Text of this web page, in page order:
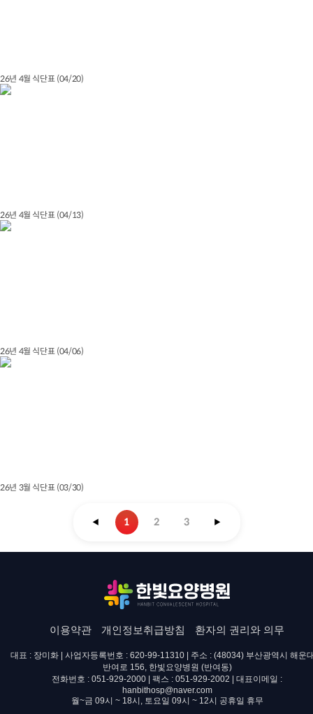
26년 4월 식단표 (04/20)
26년 4월 식단표 (04/13)
26년 4월 식단표 (04/06)
26년 3월 식단표 (03/30)
◀ 1 2 3 ▶
이용약관 개인정보취급방침 환자의 권리와 의무
대표 : 장미화 | 사업자등록번호 : 620-99-11310 | 주소 : (48034) 부산광역시 해운
반여로 156, 한빛요양병원 (반여동)
전화번호 : 051-929-2000 | 팩스 : 051-929-2002 | 대표이메일 :
hanbithosp@naver.com
월~금 09시 ~ 18시, 토요일 09시 ~ 12시 공휴일 휴무